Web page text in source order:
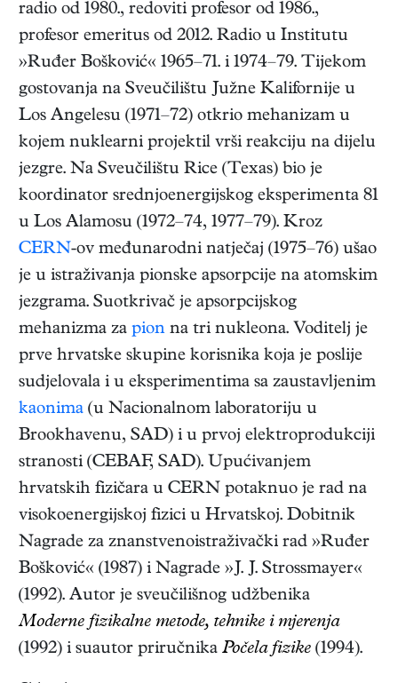
radio od 1980., redoviti profesor od 1986.,
profesor emeritus od 2012. Radio u Institutu
»Ruđer Bošković« 1965–71. i 1974–79. Tijekom
gostovanja na Sveučilištu Južne Kalifornije u
Los Angelesu (1971–72) otkrio mehanizam u
kojem nuklearni projektil vrši reakciju na dijelu
jezgre. Na Sveučilištu Rice (Texas) bio je
koordinator srednjoenergijskog eksperimenta 81
u Los Alamosu (1972–74, 1977–79). Kroz
CERN-ov međunarodni natječaj (1975–76) ušao
je u istraživanja pionske apsorpcije na atomskim
jezgrama. Suotkrivač je apsorpcijskog
mehanizma za pion na tri nukleona. Voditelj je
prve hrvatske skupine korisnika koja je poslije
sudjelovala i u eksperimentima sa zaustavljenim
kaonima (u Nacionalnom laboratoriju u
Brookhavenu, SAD) i u prvoj elektroprodukciji
stranosti (CEBAF, SAD). Upućivanjem
hrvatskih fizičara u CERN potaknuo je rad na
visokoenergijskoj fizici u Hrvatskoj. Dobitnik
Nagrade za znanstvenoistraživački rad »Ruđer
Bošković« (1987) i Nagrade »J. J. Strossmayer«
(1992). Autor je sveučilišnog udžbenika
Moderne fizikalne metode, tehnike i mjerenja
(1992) i suautor priručnika Počela fizike (1994).